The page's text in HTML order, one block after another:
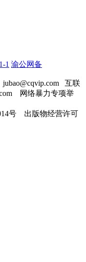
1 渝公网备
互联
网络暴力专项举
号 出版物经营许可